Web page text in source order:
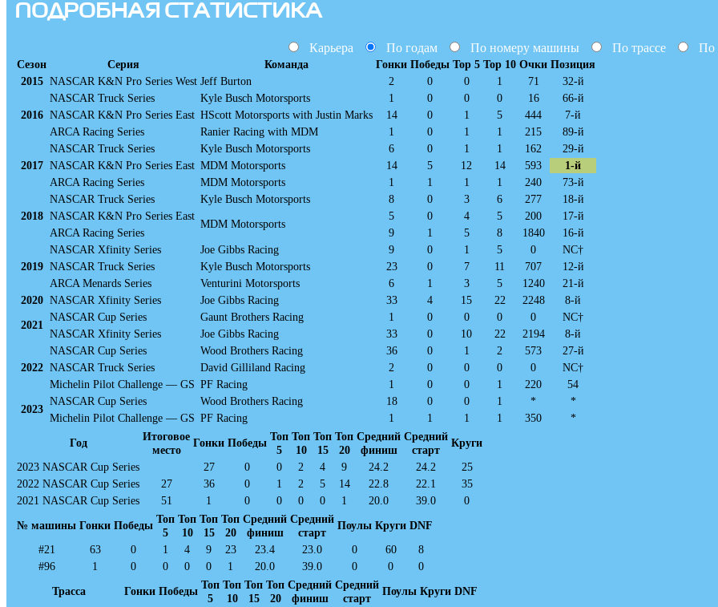
ПОДРОБНАЯ СТАТИСТИКА
Карьера По годам По номеру машины По трассе По
Сезон Серия Команда Гонки Победы Top 5 Top 10 Очки Позиция
2015 NASCAR K&N Pro Series West Jeff Burton 2 0 0 1 71 32-й
2016
NASCAR Truck Series Kyle Busch Motorsports 1 0 0 0 16
66-й
NASCAR K&N Pro Series East HScott Motorsports with Justin Marks 14 0 1 5 444
7-й
ARCA Racing Series
Ranier Racing with MDM 1 0 1 1 215 89-й
2017
NASCAR Truck Series Kyle Busch Motorsports 6 0 1 1 162
29-й
NASCAR K&N Pro Series East MDM Motorsports 14 5 12 14 593
1-й
ARCA Racing Series
MDM Motorsports 1 1 1 1 240 73-й
2018
NASCAR Truck Series Kyle Busch Motorsports 8 0 3 6 277
18-й
NASCAR K&N Pro Series East
MDM Motorsports
5 0 4 5 200
17-й
ARCA Racing Series
9 1 5 8 1840 16-й
2019
NASCAR Xfinity Series Joe Gibbs Racing 9 0 1 5 0
NC†
NASCAR Truck Series
Kyle Busch Motorsports 23 0 7 11 707
12-й
ARCA Menards Series
Venturini Motorsports 6 1 3 5 1240
21-й
2020 NASCAR Xfinity Series Joe Gibbs Racing 33 4 15 22 2248
8-й
2021
NASCAR Cup Series Gaunt Brothers Racing 1 0 0 0 0
NC†
NASCAR Xfinity Series
Joe Gibbs Racing 33 0 10 22 2194 8-й
2022
NASCAR Cup Series Wood Brothers Racing 36 0 1 2 573
27-й
NASCAR Truck Series
David Gilliland Racing 2 0 0 0 0
NC†
Michelin Pilot Challenge — GS PF Racing 1 0 0 1 220
54
2023
NASCAR Cup Series Wood Brothers Racing 18 0 0 1 *
*
Michelin Pilot Challenge — GS PF Racing 1 1 1 1 350
*
Год
Итоговое
место
Гонки Победы Топ
5
Топ
10
Топ
15
Топ
20
Средний
финиш
Средний
старт
Круги
2023 NASCAR Cup Series
27 0 0 2 4 9 24.2 24.2
25
2022 NASCAR Cup Series
27 36 0 1 2 5 14 22.8 22.1
35
2021 NASCAR Cup Series
51 1 0 0 0 0 1 20.0 39.0
0
№ машины Гонки Победы Топ
5
Топ
10
Топ
15
Топ
20
Средний
финиш
Средний
старт
Поулы Круги DNF
#21
63 0 1 4 9 23 23.4 23.0 0 60
8
#96
1 0 0 0 0 1 20.0 39.0 0 0
0
Трасса
Гонки Победы Топ
5
Топ
10
Топ
15
Топ
20
Средний
финиш
Средний
старт
Поулы Круги DNF